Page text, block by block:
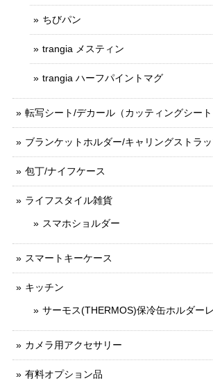
ちびパン
trangia メスティン
trangia ハーフパイントマグ
転写シート/デカール（カッティングシート
ブランケットホルダー/キャリングストラ
包丁/ナイフケース
ライフスタイル雑貨
スマホショルダー
スマートキーケース
キッチン
サーモス(THERMOS)保冷缶ホルダー
カメラ用アクセサリー
有料オプション品